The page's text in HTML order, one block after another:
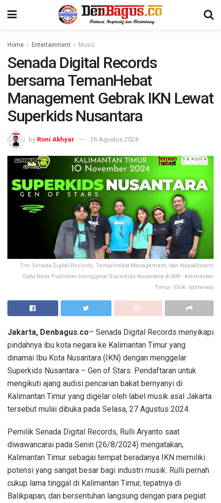
Home Entertainment Music
Senada Digital Records
bersama TemanHebat
Management Gebrak IKN Lewat
Superkids Nusantara
by Roni Akhyar 26 Agustus 2024
Tim Senada Digital Records, TemanHebat Management, dan Napakboemi
Cipta Nada Publisher menggelar Superkids Nusantara di IKN - Kalimantan
Timur. (Dok. Istimewa)
Jakarta, Denbagus.co– Senada Digital Records menyikapi
pindahnya ibu kota negara ke Kalimantan Timur yang
dinamai Ibu Kota Nusantara (IKN) dengan menggelar
Superkids Nusantara – Gen of Stars. Pendaftaran untuk
mengikuti ajang audisi pencarian bakat bernyanyi di
Kalimantan Timur yang digelar oleh label musik asal Jakarta
tersebut mulai dibuka pada Selasa, 27 Agustus 2024.
Pemilik Senada Digital Records, Rulli Aryanto saat
diwawancarai pada Senin (26/8/2024) mengatakan,
Kalimantan Timur sebagai tempat beradanya IKN memiliki
potensi yang sangat besar bagi industri musik. Rulli pernah
cukup lama tinggal di Kalimantan Timur, tepatnya di
Balikpapan, dan bersentuhan langsung dengan para pegiat